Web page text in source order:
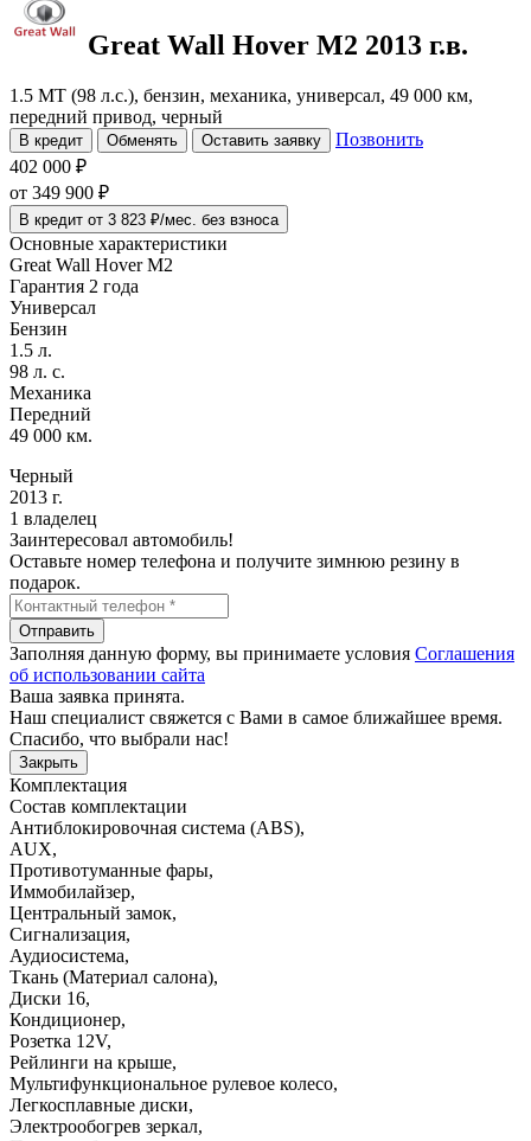
Great Wall Hover M2 2013 г.в.
1.5 MT (98 л.с.), бензин, механика, универсал, 49 000 км,
передний привод, черный
В кредит Обменять Оставить заявку
Позвонить
402 000 ₽
от 349 900 ₽
В кредит от 3 823 ₽/мес. без взноса
Основные характеристики
Great Wall Hover M2
Гарантия 2 года
Универсал
Бензин
1.5 л.
98 л. с.
Механика
Передний
49 000 км.
Черный
2013 г.
1 владелец
Заинтересовал автомобиль!
Оставьте номер телефона и получите зимнюю резину в
подарок.
Отправить
Заполняя данную форму, вы принимаете условия Соглашения
об использовании сайта
Ваша заявка принята.
Наш специалист свяжется с Вами в самое ближайшее время.
Спасибо, что выбрали нас!
Закрыть
Комплектация
Состав комплектации
Антиблокировочная система (ABS),
AUX,
Противотуманные фары,
Иммобилайзер,
Центральный замок,
Сигнализация,
Аудиосистема,
Ткань (Материал салона),
Диски 16,
Кондиционер,
Розетка 12V,
Рейлинги на крыше,
Мультифункциональное рулевое колесо,
Легкосплавные диски,
Электрообогрев зеркал,